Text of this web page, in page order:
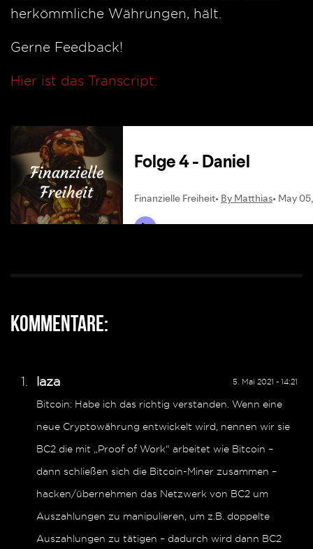
herkömmliche Währungen, hält.
Gerne Feedback!
Hier ist das Transcript.
Kommentare:
5. Mai 2021 - 14:21
laza
Bitcoin: Habe ich das richtig verstanden. Wenn eine
neue Cryptowährung entwickelt wird, nennen wir sie
BC2 die mit „Proof of Work“ arbeitet wie Bitcoin –
dann schließen sich die Bitcoin-Miner zusammen –
hacken/übernehmen das Netzwerk von BC2 um
Auszahlungen zu manipulieren, um z.B. doppelte
Auszahlungen zu tätigen – dadurch wird dann BC2